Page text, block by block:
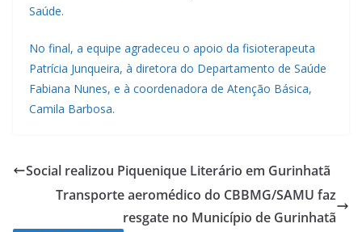
Saúde.
No final, a equipe agradeceu o apoio da fisioterapeuta
Patrícia Junqueira, à diretora do Departamento de Saúde
Fabiana Nunes, e à coordenadora de Atenção Básica,
Camila Barbosa.
Social realizou Piquenique Literário em Gurinhatã
Transporte aeromédico do CBBMG/SAMU faz
resgate no Município de Gurinhatã